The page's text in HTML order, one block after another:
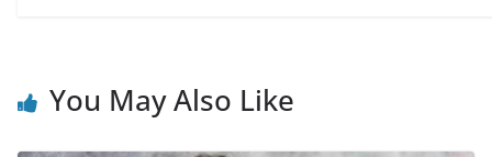
You May Also Like